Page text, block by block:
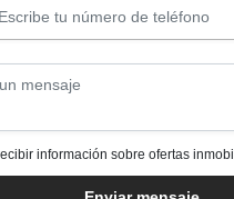
información sobre ofertas